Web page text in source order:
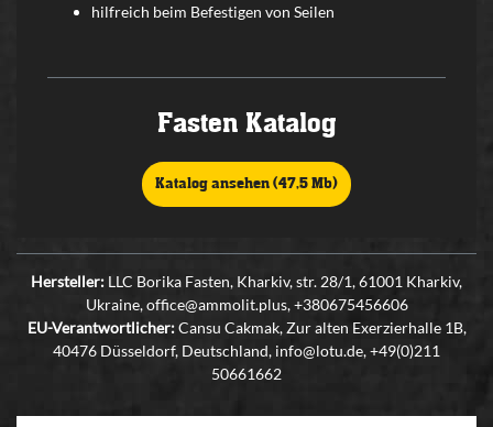
hilfreich beim Befestigen von Seilen
Fasten Katalog
Katalog ansehen (47,5 Mb)
Hersteller: LLC Borika Fasten, Kharkiv, str. 28/1, 61001 Kharkiv,
Ukraine, office@ammolit.plus, +380675456606
EU-Verantwortlicher:Cansu Cakmak, Zur alten Exerzierhalle 1B,
40476 Düsseldorf, Deutschland, info@lotu.de, +49(0)211
50661662